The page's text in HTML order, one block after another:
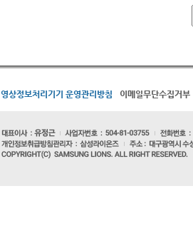
영상정보처리기기 운영관리방침 이메일무단수집거부